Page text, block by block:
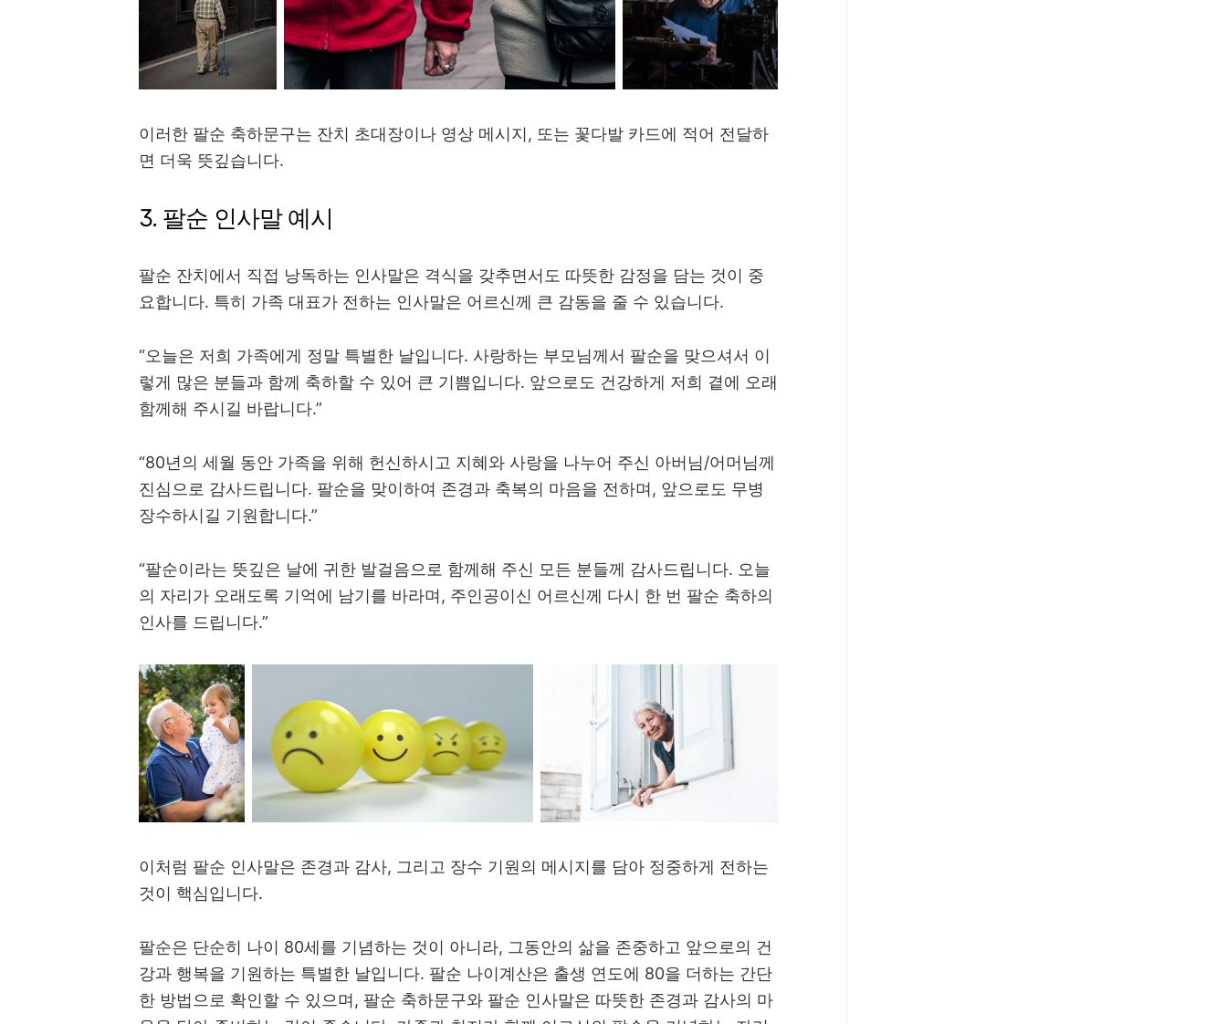
이러한 팔순 축하문구는 잔치 초대장이나 영상 메시지, 또는 꽃다발 카드에 적어 전달하
면 더욱 뜻깊습니다.
3. 팔순 인사말 예시
팔순 잔치에서 직접 낭독하는 인사말은 격식을 갖추면서도 따뜻한 감정을 담는 것이 중
요합니다. 특히 가족 대표가 전하는 인사말은 어르신께 큰 감동을 줄 수 있습니다.
“오늘은 저희 가족에게 정말 특별한 날입니다. 사랑하는 부모님께서 팔순을 맞으셔서 이
렇게 많은 분들과 함께 축하할 수 있어 큰 기쁨입니다. 앞으로도 건강하게 저희 곁에 오래
함께해 주시길 바랍니다.”
“80년의 세월 동안 가족을 위해 헌신하시고 지혜와 사랑을 나누어 주신 아버님/어머님께
진심으로 감사드립니다. 팔순을 맞이하여 존경과 축복의 마음을 전하며, 앞으로도 무병
장수하시길 기원합니다.”
“팔순이라는 뜻깊은 날에 귀한 발걸음으로 함께해 주신 모든 분들께 감사드립니다. 오늘
의 자리가 오래도록 기억에 남기를 바라며, 주인공이신 어르신께 다시 한 번 팔순 축하의
인사를 드립니다.”
이처럼 팔순 인사말은 존경과 감사, 그리고 장수 기원의 메시지를 담아 정중하게 전하는
것이 핵심입니다.
팔순은 단순히 나이 80세를 기념하는 것이 아니라, 그동안의 삶을 존중하고 앞으로의 건
강과 행복을 기원하는 특별한 날입니다. 팔순 나이계산은 출생 연도에 80을 더하는 간단
한 방법으로 확인할 수 있으며, 팔순 축하문구와 팔순 인사말은 따뜻한 존경과 감사의 마